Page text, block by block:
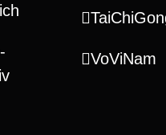
VoViNam